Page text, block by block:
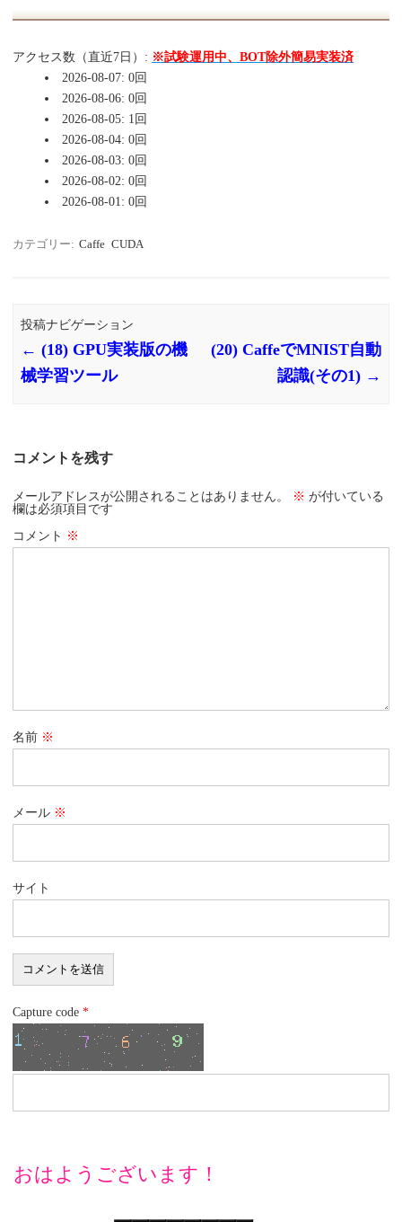
アクセス数（直近7日）: ※試験運用中、BOT除外簡易実装済
2026-08-07: 0回
2026-08-06: 0回
2026-08-05: 1回
2026-08-04: 0回
2026-08-03: 0回
2026-08-02: 0回
2026-08-01: 0回
カテゴリー: Caffe CUDA
投稿ナビゲーション
← (18) GPU実装版の機
械学習ツール
(20) CaffeでMNIST自動
認識(その1) →
コメントを残す
メールアドレスが公開されることはありません。 ※ が付いている
欄は必須項目です
コメント ※
名前 ※
メール ※
サイト
Capture code *
おはようございます！